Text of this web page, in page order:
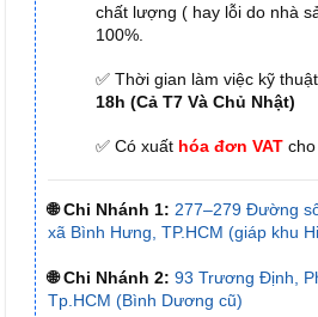
chất lượng ( hay lỗi do nhà
100%.
✅ Thời gian làm việc kỹ
18h (Cả T7 Và Chủ Nhật)
✅ Có xuất hóa đơn VAT
🌐 Chi Nhánh 1: 277–279 Đường
xã Bình Hưng, TP.HCM (giáp khu
🌐 Chi Nhánh 2: 93 Trương Định,
Tp.HCM (Bình Dương cũ)